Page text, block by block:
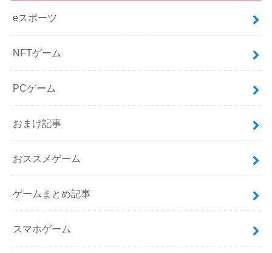
eスポーツ
NFTゲーム
PCゲーム
おまけ記事
おススメゲーム
ゲームまとめ記事
スマホゲーム